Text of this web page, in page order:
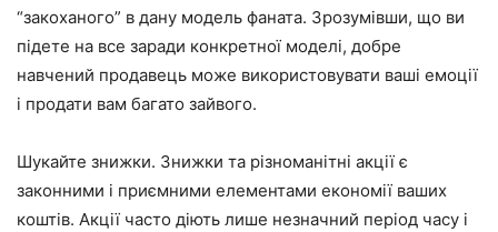
“закоханого” в дану модель фаната. Зрозумівши, що ви
підете на все заради конкретної моделі, добре
навчений продавець може використовувати ваші емоції
і продати вам багато зайвого.
Шукайте знижки. Знижки та різноманітні акції є
законними і приємними елементами економії ваших
коштів. Акції часто діють лише незначний період часу і